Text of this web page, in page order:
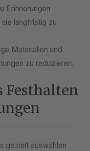
Erinnerungen
langfristig zu
Materialien und
zu reduzieren.
Festhalten
gezielt auswählen